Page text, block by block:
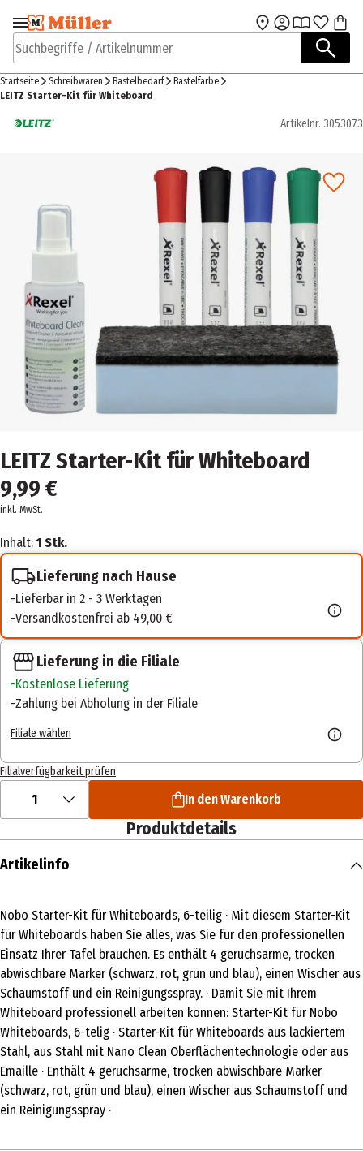
Zur Navigation
springen
Zum Hauptinhalt
Suchbegriffe / Artikelnummer
Startseite Schreibwaren Bastelbedarf
Bastelfarbe
LEITZ Starter-Kit für Whiteboard
Artikelnr. 3053073
LEITZ Starter-Kit für Whiteboard
9,99 €
inkl. MwSt.
Inhalt: 1 Stk.
Lieferung nach Hause
Lieferbar in 2 - 3 Werktagen
Versandkostenfrei ab 49,00 €
Lieferung in die Filiale
Kostenlose Lieferung
Zahlung bei Abholung in der Filiale
Filiale wählen
Filialverfügbarkeit prüfen
1 In den Warenkorb
Produktdetails
Artikelinfo
Nobo Starter-Kit für Whiteboards, 6-teilig · Mit diesem Starter-Kit
für Whiteboards haben Sie alles, was Sie für den professionellen
Einsatz Ihrer Tafel brauchen. Es enthält 4 geruchsarme, trocken
abwischbare Marker (schwarz, rot, grün und blau), einen Wischer aus
Schaumstoff und ein Reinigungsspray. · Damit Sie mit Ihrem
Whiteboard professionell arbeiten können: Starter-Kit für Nobo
Whiteboards, 6-telig · Starter-Kit für Whiteboards aus lackiertem
Stahl, aus Stahl mit Nano Clean Oberflächentechnologie oder aus
Emaille · Enthält 4 geruchsarme, trocken abwischbare Marker
(schwarz, rot, grün und blau), einen Wischer aus Schaumstoff und
ein Reinigungsspray ·